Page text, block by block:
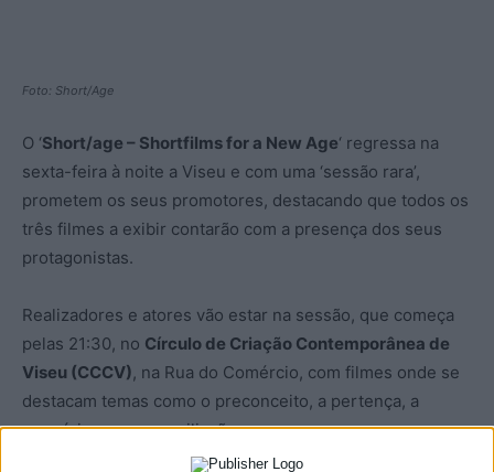
Foto: Short/Age
O ‘Short/age – Shortfilms for a New Age‘ regressa na
sexta-feira à noite a Viseu e com uma ‘sessão rara’,
prometem os seus promotores, destacando que todos os
três filmes a exibir contarão com a presença dos seus
protagonistas.
Realizadores e atores vão estar na sessão, que começa
pelas 21:30, no Círculo de Criação Contemporânea de
Viseu (CCCV), na Rua do Comércio, com filmes onde se
destacam temas como o preconceito, a pertença, a
memória ou a reconciliação.